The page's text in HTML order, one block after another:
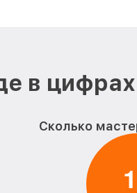
в цифрах
Сколько
1